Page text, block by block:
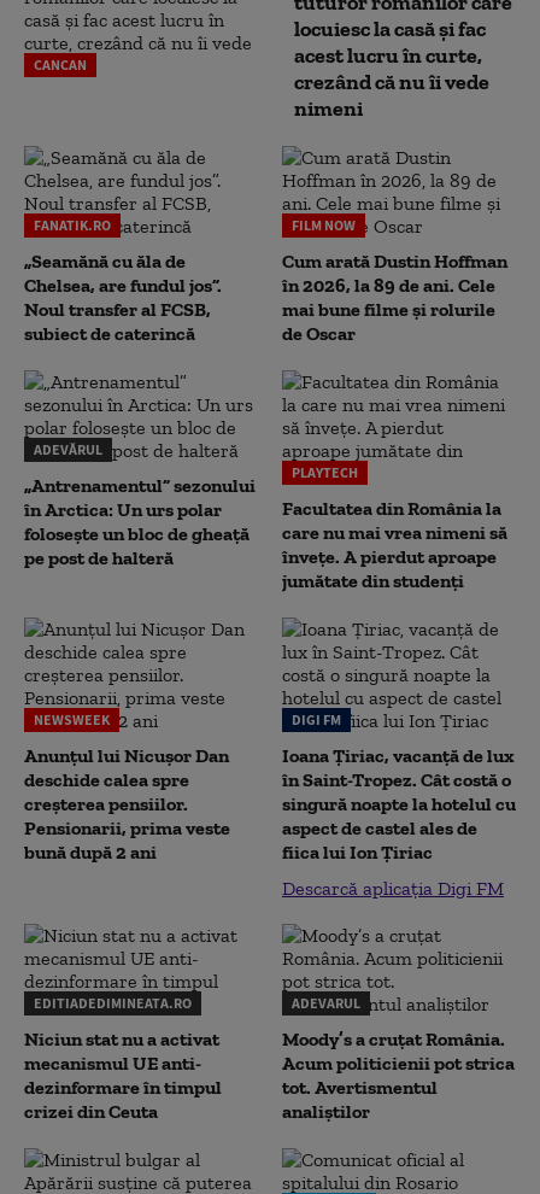
CANCAN
locuiesc la casă și fac
acest lucru în curte,
crezând că nu îi vede
nimeni
FANATIK.RO
„Seamănă cu ăla de
Chelsea, are fundul jos”.
Noul transfer al FCSB,
subiect de caterincă
FILM NOW
Cum arată Dustin Hoffman
în 2026, la 89 de ani. Cele
mai bune filme și rolurile
de Oscar
ADEVĂRUL
„Antrenamentul” sezonului
în Arctica: Un urs polar
folosește un bloc de gheață
pe post de halteră
PLAYTECH
Facultatea din România la
care nu mai vrea nimeni să
înveţe. A pierdut aproape
jumătate din studenţi
NEWSWEEK
Anunțul lui Nicușor Dan
deschide calea spre
creșterea pensiilor.
Pensionarii, prima veste
bună după 2 ani
DIGI FM
Ioana Țiriac, vacanță de lux
în Saint-Tropez. Cât costă o
singură noapte la hotelul cu
aspect de castel ales de
fiica lui Ion Țiriac
Descarcă aplicația Digi FM
EDITIADEDIMINEATA.RO
Niciun stat nu a activat
mecanismul UE anti-
dezinformare în timpul
crizei din Ceuta
ADEVARUL
Moody’s a cruțat România.
Acum politicienii pot strica
tot. Avertismentul
analiștilor